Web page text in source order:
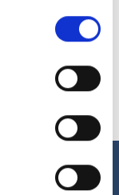
foglaljorvost-